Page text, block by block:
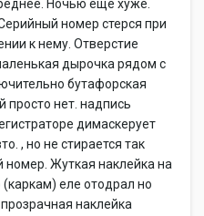
Ночью ещё хуже.
номер стерся при
к нему. Отверстие
дырочка рядом с
бутафорская
просто нет. надпись
димаскерует
, но не стирается так
номер. Жуткая наклейка на
еле отодрал но
наклейка